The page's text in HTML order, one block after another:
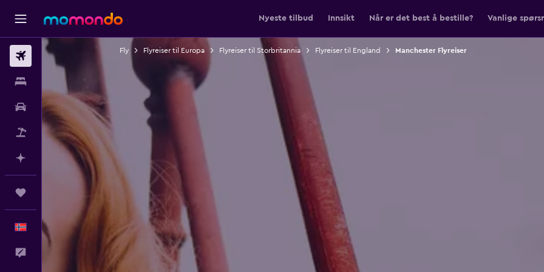
Nyeste tilbud Innsikt Når er det best å bestille? Vanlige
Fly
Overnattinger
Bil
Pakkereiser
Planlegg med AI
Norsk
Fly Flyreiser til Europa Flyreiser til Storbritannia Flyreiser til England Manchester Flyreiser